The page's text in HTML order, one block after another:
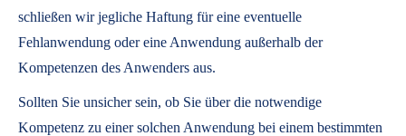
schließen wir jegliche Haftung für eine eventuelle
Fehlanwendung oder eine Anwendung außerhalb der
Kompetenzen des Anwenders aus.
Sollten Sie unsicher sein, ob Sie über die notwendige
Kompetenz zu einer solchen Anwendung bei einem bestimmten